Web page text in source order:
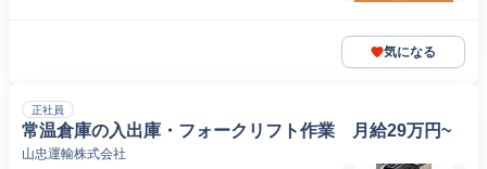
気になる
正社員
常温倉庫の入出庫・フォークリフト作業 月給29万円~
山忠運輸株式会社